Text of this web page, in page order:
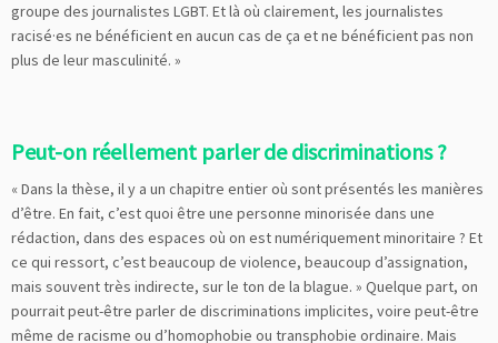
groupe des journalistes LGBT. Et là où clairement, les journalistes
racisé·es ne bénéficient en aucun cas de ça et ne bénéficient pas non
plus de leur masculinité. »
Peut-on réellement parler de discriminations ?
« Dans la thèse, il y a un chapitre entier où sont présentés les manières
d’être. En fait, c’est quoi être une personne minorisée dans une
rédaction, dans des espaces où on est numériquement minoritaire ? Et
ce qui ressort, c’est beaucoup de violence, beaucoup d’assignation,
mais souvent très indirecte, sur le ton de la blague. » Quelque part, on
pourrait peut-être parler de discriminations implicites, voire peut-être
même de racisme ou d’homophobie ou transphobie ordinaire. Mais